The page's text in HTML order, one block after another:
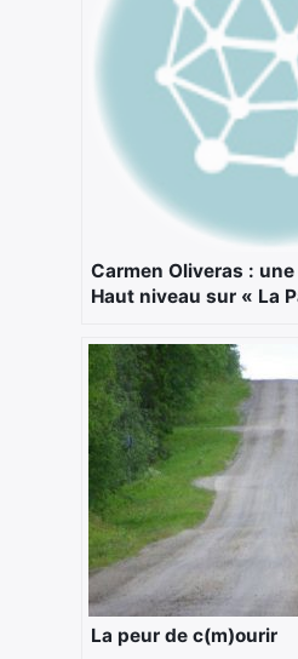
Carmen Oliveras :
Haut niveau sur « La
La peur de c(m)ourir